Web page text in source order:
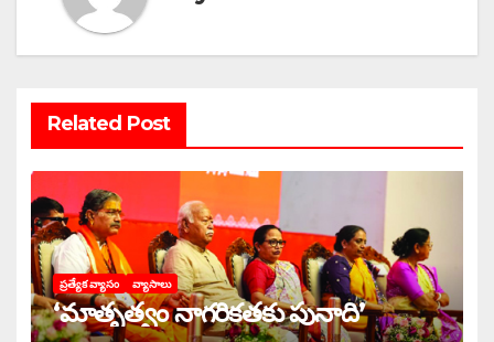
Related Post
ప్రత్యేక వ్యాసం వ్యాసాలు
‘మాతృత్వం నాగరికతకు పునాది’